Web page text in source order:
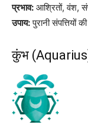
प्रभाव: आश्रितों, वंश,
उपाय:पुरानी संपत्तियों
कुंभ